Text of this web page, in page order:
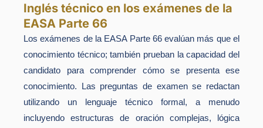
Inglés técnico en los exámenes de la
EASA Parte 66
Los exámenes de la EASA Parte 66 evalúan más que el
conocimiento técnico; también prueban la capacidad del
candidato para comprender cómo se presenta ese
conocimiento. Las preguntas de examen se redactan
utilizando un lenguaje técnico formal, a menudo
incluyendo estructuras de oración complejas, lógica